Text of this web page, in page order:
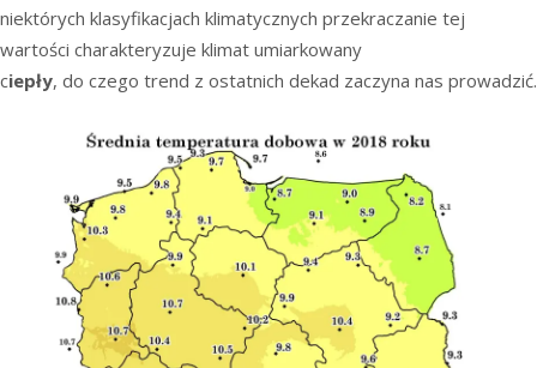
niektórych klasyfikacjach klimatycznych przekraczanie tej
wartości charakteryzuje klimat umiarkowany
ciepły, do czego trend z ostatnich dekad zaczyna nas prowadzić.